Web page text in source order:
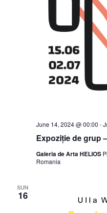
Expoziție de grup
June 14, 2024 @ 00:00 -
Galeria de Arta HELIOS
Romania
SUN
16